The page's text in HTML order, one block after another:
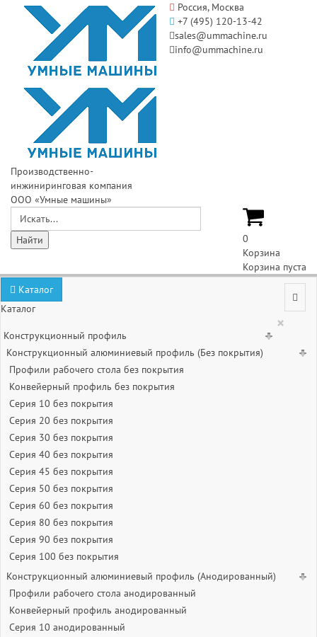
Производственно-
инжиниринговая компания
ООО «Умные машины»
Россия, Москва
+7 (495) 120-13-42
sales@ummachine.ru
info@ummachine.ru
0
Корзина
Корзина пуста
Каталог
Каталог
×
Конструкционный профиль
Конструкционный алюминиевый профиль (Без покрытия)
Профили рабочего стола без покрытия
Конвейерный профиль без покрытия
Серия 10 без покрытия
Серия 20 без покрытия
Серия 30 без покрытия
Серия 40 без покрытия
Серия 45 без покрытия
Серия 50 без покрытия
Серия 60 без покрытия
Серия 80 без покрытия
Серия 90 без покрытия
Серия 100 без покрытия
Конструкционный алюминиевый профиль (Анодированный)
Профили рабочего стола анодированный
Конвейерный профиль анодированный
Серия 10 анодированный